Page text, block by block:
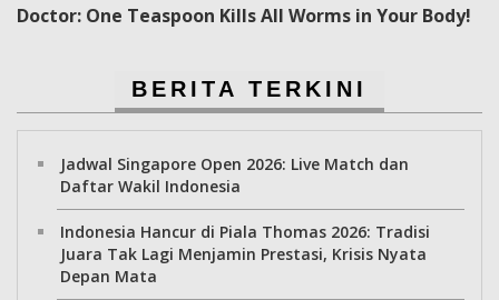
Doctor: One Teaspoon Kills All Worms in Your Body!
BERITA TERKINI
Jadwal Singapore Open 2026: Live Match dan
Daftar Wakil Indonesia
Indonesia Hancur di Piala Thomas 2026: Tradisi
Juara Tak Lagi Menjamin Prestasi, Krisis Nyata
Depan Mata